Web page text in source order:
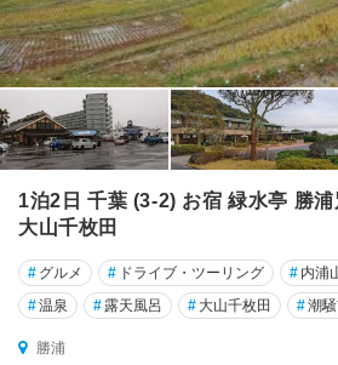
1泊2日 千葉 (3-2) お宿 緑水亭 勝
大山千枚田
# グルメ # ドライブ・ツーリング # 内浦
#温泉 # 露天風呂 # 大山千枚田 #潮
勝浦